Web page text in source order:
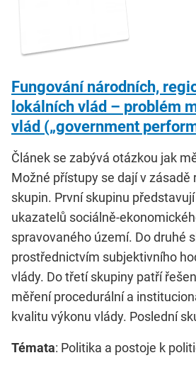
Fungování národních,
lokálních vlád – problém
vlád („government
Článek se zabývá otázkou jak
Možné přístupy se dají v zásadě
skupin. První skupinu
ukazatelů sociálně-
spravovaného území. Do druhé
prostřednictvím subjektivního
vlády. Do třetí skupiny patří
měření procedurální a
kvalitu výkonu vlády. Poslední
Témata: Politika a postoje k